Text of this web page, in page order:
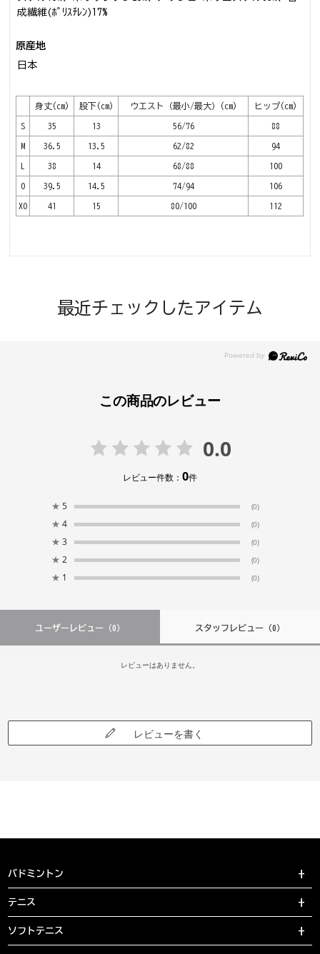
成繊維(ﾎﾟﾘｽﾁﾚﾝ)17%
原産地
日本
身丈(cm) 股下(cm) ウエスト（最小/最大）(cm) ヒップ(cm)
S 35 13 56/76 88
M 36.5 13.5 62/82 94
38 14 68/88 100
O 39.5 14.5 74/94 106
XO 41 15 80/100 112
最近チェックしたアイテム
この商品のレビュー
0.0
レビュー件数：0件
★ 5 (0)
★ 4 (0)
★ 3 (0)
★ 2 (0)
★ 1 (0)
ユーザーレビュー （0） スタッフレビュー（0）
レビューはありません。
レビューを書く
バドミントン
テニス
ソフトテニス